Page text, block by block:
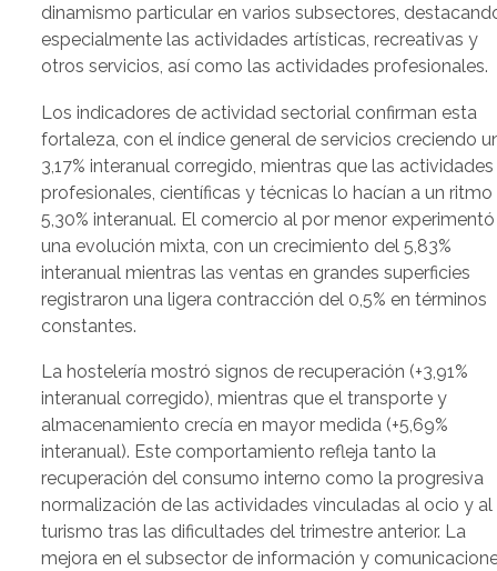
dinamismo particular en varios subsectores,
especialmente las actividades artísticas, recreativas y
otros servicios, así como las actividades profesionales.
Los indicadores de actividad sectorial confirman esta
fortaleza, con el índice general de servicios creciendo
3,17% interanual corregido, mientras que las actividades
profesionales, científicas y técnicas lo hacían a un ritmo
5,30% interanual. El comercio al por menor experimentó
una evolución mixta, con un crecimiento del 5,83%
interanual mientras las ventas en grandes superficies
registraron una ligera contracción del 0,5% en términos
constantes.
La hostelería mostró signos de recuperación (+3,91%
interanual corregido), mientras que el transporte y
almacenamiento crecía en mayor medida (+5,69%
interanual). Este comportamiento refleja tanto la
recuperación del consumo interno como la progresiva
normalización de las actividades vinculadas al ocio y al
turismo tras las dificultades del trimestre anterior. La
mejora en el subsector de información y